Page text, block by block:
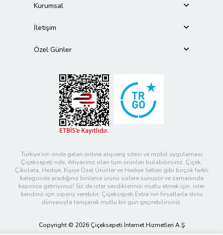
Kurumsal
İletişim
Özel Günler
Türkiye’nin önde gelen online alışveriş sitesi ve mobil uygulaması
Çiçeksepeti’nde, ihtiyacınız olan tüm ürünleri bulabilirsiniz. Çiçek,
Çikolata, Hediye, Kişiye Özel Ürünler ve Hediye Setleri gibi birçok farklı
kategoride aradığınız binlerce ürünü sizlere sunuyor ve zamanında
kapınıza getiriyoruz! Siz de ister sevdiklerinizi mutlu etmek için, ister
kendiniz için sipariş verebilir; Çiçeksepeti Extra’nın fırsatlarla dolu
dünyasıyla tanışarak mutlu bir gün geçirebilirsiniz.
Copyright © 2026 Çiçeksepeti İnternet Hizmetleri A.Ş